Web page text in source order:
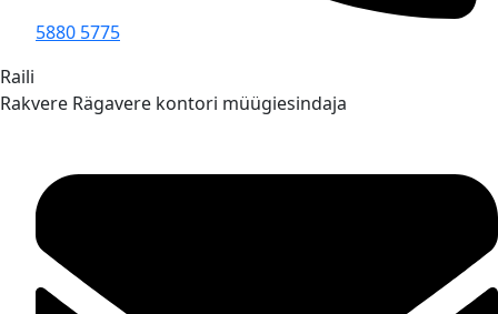
5880 5775
Raili
Rakvere Rägavere kontori müügiesindaja